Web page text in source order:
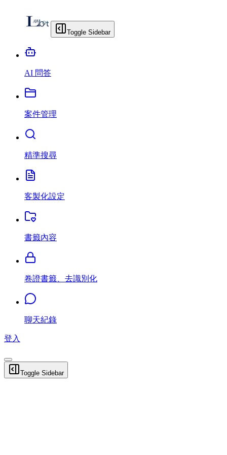
Toggle Sidebar
AI 問答
案件管理
精準搜尋
客製化設定
書籤內容
卷證書籤、去識別化
聊天紀錄
登入
Toggle Sidebar